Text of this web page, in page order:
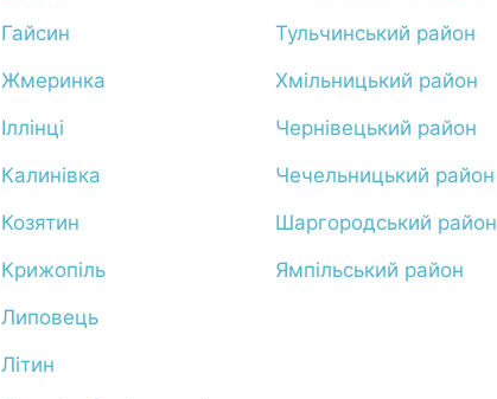
Гайсин
Жмеринка
Іллінці
Калинівка
Козятин
Крижопіль
Липовець
Літин
Тульчинський район
Хмільницький район
Чернівецький район
Чечельницький район
Шаргородський район
Ямпільський район